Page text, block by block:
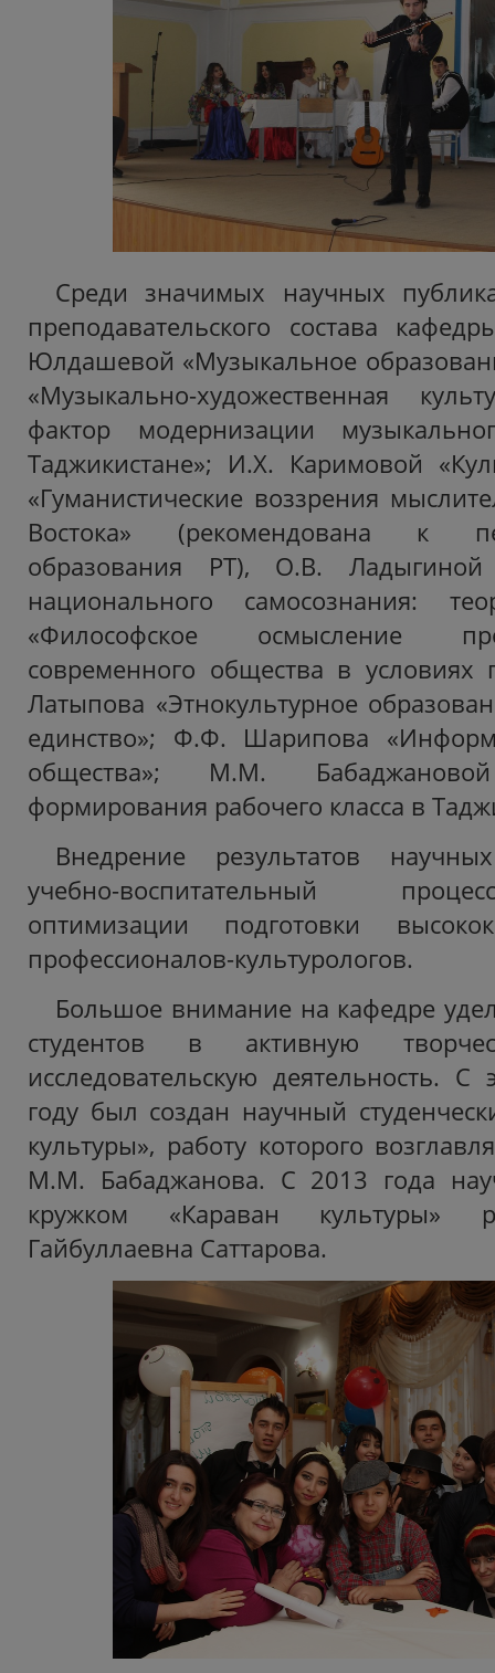
Среди значимых научных
преподавательского состава
Юлдашевой «Музыкальное
«Музыкально-художественная
фактор модернизации
Таджикистане»; И.Х. Каримовой
«Гуманистические воззрения
Востока» (рекомендована к
образования РТ), О.В. Ладыгиной
национального самосознания:
«Философское осмысление
современного общества в условиях
Латыпова «Этнокультурное
единство»; Ф.Ф. Шарипова
общества»; М.М. Бабаджановой
формирования рабочего класса в
Внедрение результатов
учебно-воспитательный
оптимизации подготовки
профессионалов-культурологов.
Большое внимание на кафедре
студентов в активную
исследовательскую деятельность.
году был создан научный
культуры», работу которого
М.М. Бабаджанова. С 2013 года
кружком «Караван культуры»
Гайбуллаевна Саттарова.